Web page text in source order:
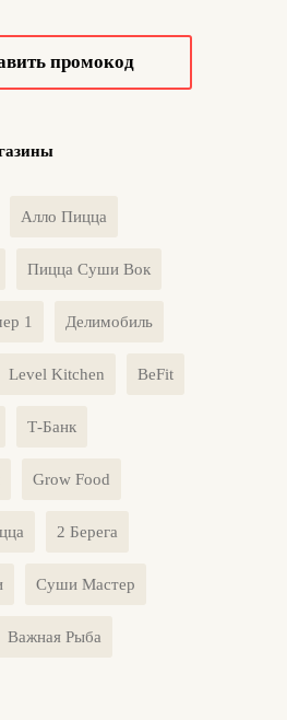
промокод
Алло Пицца
Пицца Суши Вок
1 Делимобиль
Level Kitchen BeFit
Т-Банк
Grow Food
2 Берега
Суши Мастер
Важная Рыба